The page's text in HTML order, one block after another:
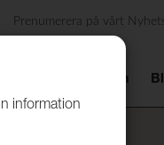
Prenumerera på vårt
Showroom
information